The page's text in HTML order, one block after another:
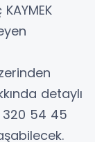
detaylı
54 45